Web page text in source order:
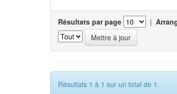
Résultats par page |
Résultats 1 à 1 sur un total de 1.